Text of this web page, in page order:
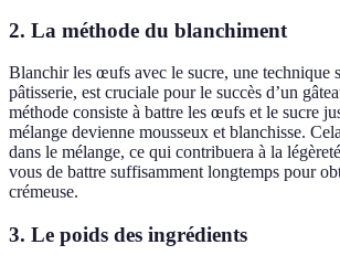
2. La méthode du blanchiment
Blanchir les œufs avec le sucre, une technique
pâtisserie, est cruciale pour le succès d’un
méthode consiste à battre les œufs et le sucre
mélange devienne mousseux et blanchisse.
dans le mélange, ce qui contribuera à la
vous de battre suffisamment longtemps pour
crémeuse.
3. Le poids des ingrédients